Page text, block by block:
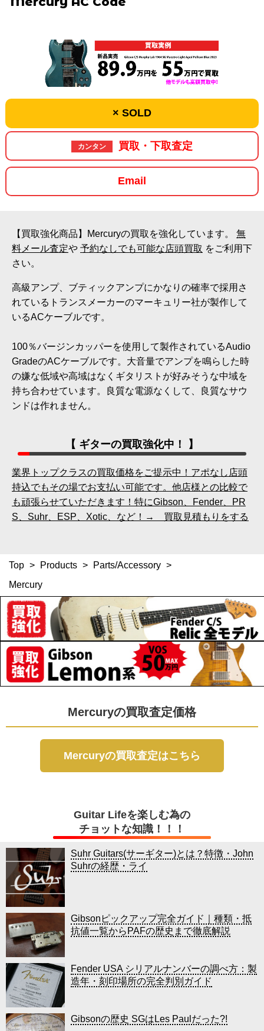
× SOLD
カンタン 買取・下取査定
Email
【買取強化商品】Mercuryの買取を強化しています。 無
料メール査定や 予約なしでも可能な店頭買取 をご利用下
さい。
高級アンプ、ブティックアンプにかなりの確率で採用さ
れているトランスメーカーのマーキュリー社が製作して
いるACケーブルです。
100％バージンカッパーを使用して製作されているAudio
GradeのACケーブルです。大音量でアンプを鳴らした時
の嫌な低域や高域はなくギタリストが好みそうな中域を
持ち合わせています。良質な電源なくして、良質なサウ
ンドは作れません。
【 ギターの買取強化中！ 】
業界トップクラスの買取価格をご提示中！アポなし店頭
持込でもその場でお支払い可能です。他店様との比較で
も頑張らせていただきます！特にGibson、Fender、PR
S、Suhr、ESP、Xotic、など！→ 買取見積もりをする
Top > Products > Parts/Accessory >
Mercury
Mercuryの買取査定価格
Mercuryの買取査定はこちら
Guitar Lifeを楽しむ為の
チョットな知識！！！
Suhr Guitars(サーギター)とは？特徴・John
Suhrの経歴・ライ
Gibsonピックアップ完全ガイド｜種類・抵
抗値一覧からPAFの歴史まで徹底解説
Fender USA シリアルナンバーの調べ方：製
造年・刻印場所の完全判別ガイド
Gibsonの歴史 SGはLes Paulだった?!